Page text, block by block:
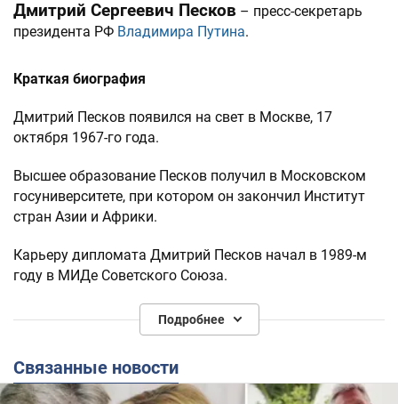
Дмитрий Сергеевич Песков – пресс-секретарь
президента РФ Владимира Путина.
Краткая биография
Дмитрий Песков появился на свет в Москве, 17
октября 1967-го года.
Высшее образование Песков получил в Московском
госуниверситете, при котором он закончил Институт
стран Азии и Африки.
Карьеру дипломата Дмитрий Песков начал в 1989-м
году в МИДе Советского Союза.
С 1990-го по 2000-й год Дмитрий Песков работал в
посольстве в Турции – сначала советском, а позднее,
В 2000-м году Песков занял кресло руководителя
Подробнее
Связанные новости